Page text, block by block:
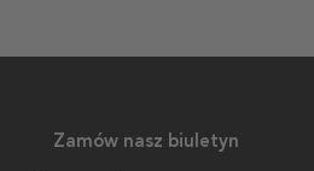
Zamów nasz biuletyn